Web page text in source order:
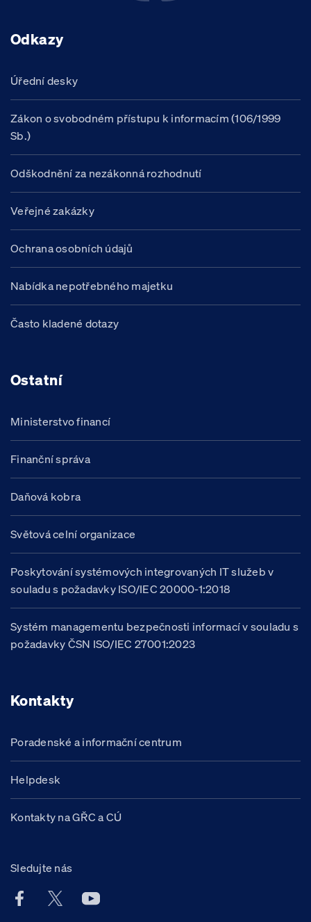
Odkazy
Úřední desky
Zákon o svobodném přístupu k informacím (106/1999
Sb.)
Odškodnění za nezákonná rozhodnutí
Veřejné zakázky
Ochrana osobních údajů
Nabídka nepotřebného majetku
Často kladené dotazy
Ostatní
Ministerstvo financí
Finanční správa
Daňová kobra
Světová celní organizace
Poskytování systémových integrovaných IT služeb v
souladu s požadavky ISO/IEC 20000-1:2018
Systém managementu bezpečnosti informací v souladu s
požadavky ČSN ISO/IEC 27001:2023
Kontakty
Poradenské a informační centrum
Helpdesk
Kontakty na GŘC a CÚ
Sledujte nás
Facebook účet Celní správy ČR
X účet Celní správy ČR
Youtube účet Celní správy ČR